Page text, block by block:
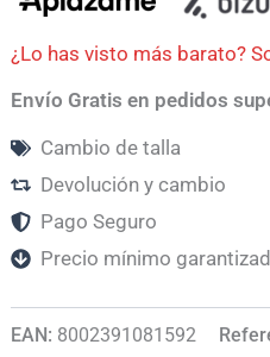
¿Lo has visto más barato?
Envío Gratis en pedidos
Cambio de talla
Devolución y cambio
Pago Seguro
Precio mínimo
EAN: 8002391081592